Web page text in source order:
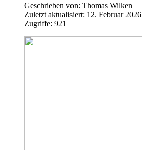
Geschrieben von: Thomas Wilken
Zuletzt aktualisiert: 12. Februar 2026
Zugriffe: 921